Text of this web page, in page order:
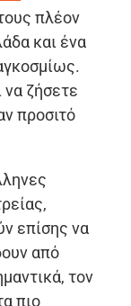
πλέον
και ένα
να ζήσετε
προσιτό
επίσης να
από
τον
πιο